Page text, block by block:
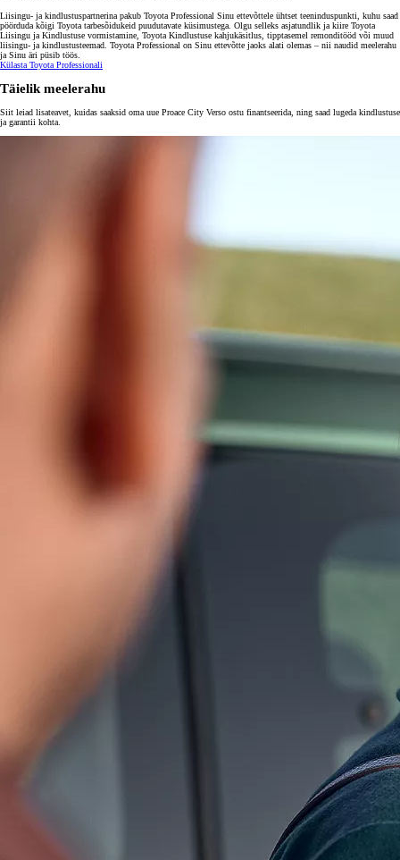
Liisingu- ja kindlustuspartnerina pakub Toyota Professional Sinu ettevõttele ühtset teeninduspunkti, kuhu saad
pöörduda kõigi Toyota tarbesõidukeid puudutavate küsimustega. Olgu selleks asjatundlik ja kiire Toyota
Liisingu ja Kindlustuse vormistamine, Toyota Kindlustuse kahjukäsitlus, tipptasemel remonditööd või muud
liisingu- ja kindlustusteemad. Toyota Professional on Sinu ettevõtte jaoks alati olemas – nii naudid meelerahu
ja Sinu äri püsib töös.
Külasta Toyota Professionali
Täielik meelerahu
Siit leiad lisateavet, kuidas saaksid oma uue Proace City Verso ostu finantseerida, ning saad lugeda kindlustuse
ja garantii kohta.​